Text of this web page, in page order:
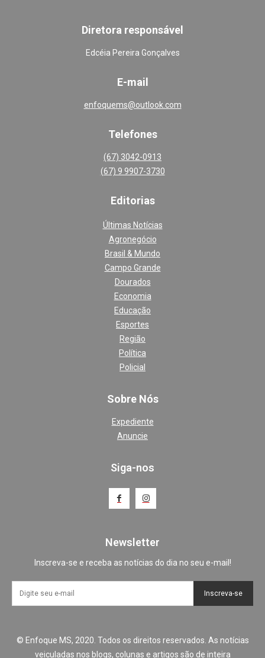
Diretora responsável
Edcéia Pereira Gonçalves
E-mail
enfoquems@outlook.com
Telefones
(67) 3042-0913
(67) 9 9907-3730
Editorias
Últimas Notícias
Agronegócio
Brasil & Mundo
Campo Grande
Dourados
Economia
Educação
Esportes
Região
Política
Policial
Sobre Nós
Expediente
Anuncie
Siga-nos
Newsletter
Inscreva-se e receba as notícias do dia no seu e-mail!
Inscreva-se
© Enfoque MS, 2020. Todos os direitos reservados. As notícias
veiculadas nos blogs, colunas e artigos são de inteira